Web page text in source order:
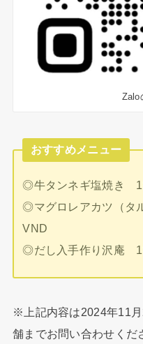
Zalo
おすすめメニュー
◎牛タンネギ塩焼き
◎マグロレアカツ（タ
VND
◎だし入手作り沢庵
※上記内容は2024年11
舗までお問い合わせくだ